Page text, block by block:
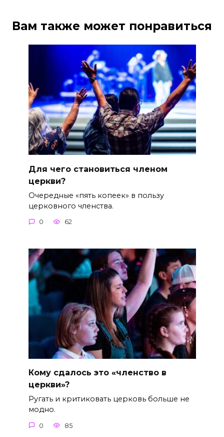
Вам также может понравиться
Для чего становиться членом
церкви?
Очередные «пять копеек» в пользу
церковного членства.
0 62
Кому сдалось это «членство в
церкви»?
Ругать и критиковать церковь больше не
модно.
0 85